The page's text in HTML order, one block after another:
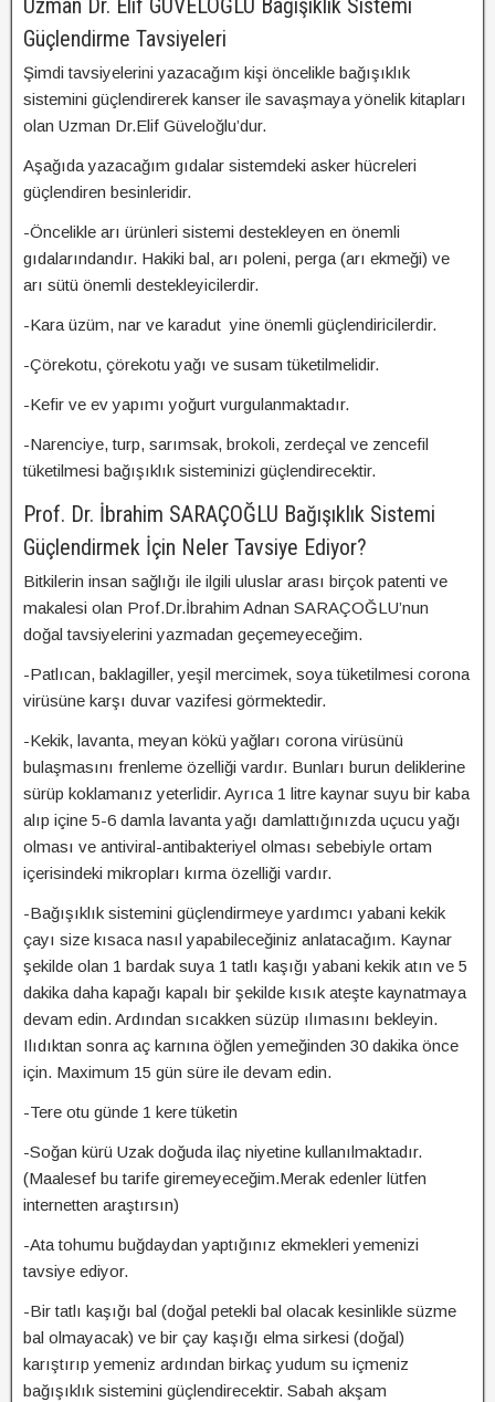
Uzman Dr. Elif GÜVELOĞLU Bağışıklık Sistemi
Güçlendirme Tavsiyeleri
Şimdi tavsiyelerini yazacağım kişi öncelikle bağışıklık
sistemini güçlendirerek kanser ile savaşmaya yönelik kitapları
olan Uzman Dr.Elif Güveloğlu’dur.
Aşağıda yazacağım gıdalar sistemdeki asker hücreleri
güçlendiren besinleridir.
-Öncelikle arı ürünleri sistemi destekleyen en önemli
gıdalarındandır. Hakiki bal, arı poleni, perga (arı ekmeği) ve
arı sütü önemli destekleyicilerdir.
-Kara üzüm, nar ve karadut yine önemli güçlendiricilerdir.
-Çörekotu, çörekotu yağı ve susam tüketilmelidir.
-Kefir ve ev yapımı yoğurt vurgulanmaktadır.
-Narenciye, turp, sarımsak, brokoli, zerdeçal ve zencefil
tüketilmesi bağışıklık sisteminizi güçlendirecektir.
Prof. Dr. İbrahim SARAÇOĞLU Bağışıklık Sistemi
Güçlendirmek İçin Neler Tavsiye Ediyor?
Bitkilerin insan sağlığı ile ilgili uluslar arası birçok patenti ve
makalesi olan Prof.Dr.İbrahim Adnan SARAÇOĞLU’nun
doğal tavsiyelerini yazmadan geçemeyeceğim.
-Patlıcan, baklagiller, yeşil mercimek, soya tüketilmesi corona
virüsüne karşı duvar vazifesi görmektedir.
-Kekik, lavanta, meyan kökü yağları corona virüsünü
bulaşmasını frenleme özelliği vardır. Bunları burun deliklerine
sürüp koklamanız yeterlidir. Ayrıca 1 litre kaynar suyu bir kaba
alıp içine 5-6 damla lavanta yağı damlattığınızda uçucu yağı
olması ve antiviral-antibakteriyel olması sebebiyle ortam
içerisindeki mikropları kırma özelliği vardır.
-Bağışıklık sistemini güçlendirmeye yardımcı yabani kekik
çayı size kısaca nasıl yapabileceğiniz anlatacağım. Kaynar
şekilde olan 1 bardak suya 1 tatlı kaşığı yabani kekik atın ve 5
dakika daha kapağı kapalı bir şekilde kısık ateşte kaynatmaya
devam edin. Ardından sıcakken süzüp ılımasını bekleyin.
Ilıdıktan sonra aç karnına öğlen yemeğinden 30 dakika önce
için. Maximum 15 gün süre ile devam edin.
-Tere otu günde 1 kere tüketin
-Soğan kürü Uzak doğuda ilaç niyetine kullanılmaktadır.
(Maalesef bu tarife giremeyeceğim.Merak edenler lütfen
internetten araştırsın)
-Ata tohumu buğdaydan yaptığınız ekmekleri yemenizi
tavsiye ediyor.
-Bir tatlı kaşığı bal (doğal petekli bal olacak kesinlikle süzme
bal olmayacak) ve bir çay kaşığı elma sirkesi (doğal)
karıştırıp yemeniz ardından birkaç yudum su içmeniz
bağışıklık sistemini güçlendirecektir. Sabah akşam